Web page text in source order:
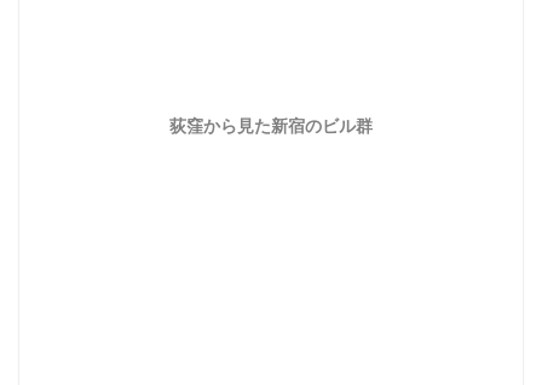
荻窪から見た新宿のビル群